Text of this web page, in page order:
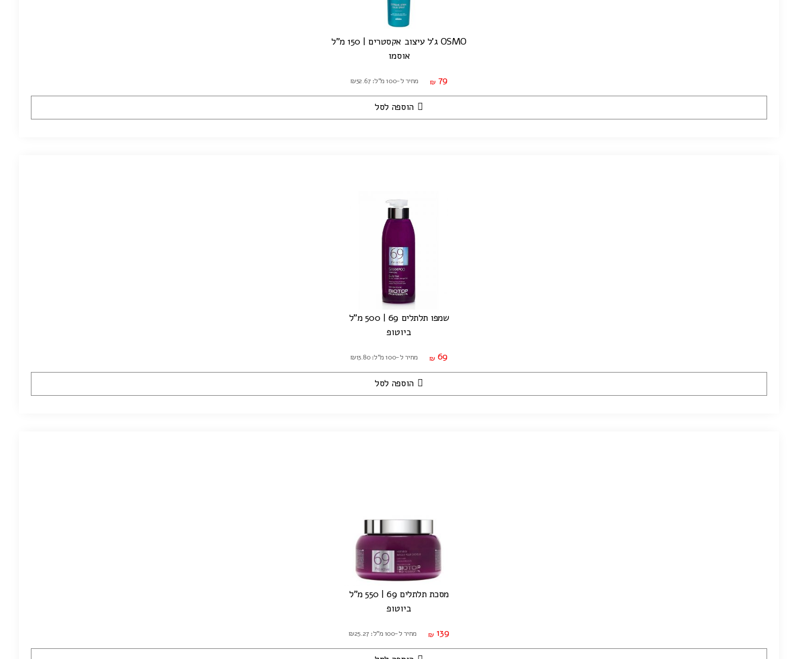
OSMO ג'ל עיצוב אקסטרים | 150 מ"ל
אוסמו
₪ 79 מחיר ל-100 מ"ל: ₪52.67
הוספה לסל
שמפו תלתלים 69 | 500 מ"ל
ביוטופ
₪ 69 מחיר ל-100 מ"ל: ₪13.80
הוספה לסל
מסכת תלתלים 69 | 550 מ"ל
ביוטופ
₪ 139 מחיר ל-100 מ"ל: ₪25.27